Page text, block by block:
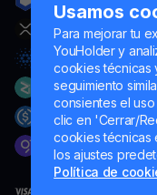
Usamos
Para mejorar tu
YouHolder y
cookies técnicas
seguimiento
consientes el
clic en 'Cerrar/
cookies técnicas
los ajustes
Política de